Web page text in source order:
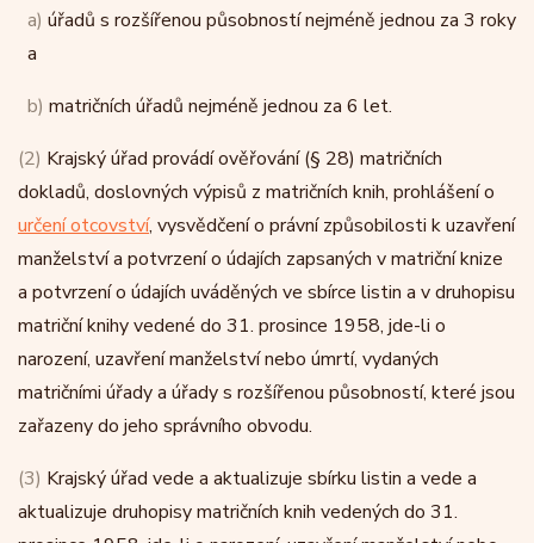
a) úřadů s rozšířenou působností nejméně jednou za 3 roky
a
b) matričních úřadů nejméně jednou za 6 let.
(2) Krajský úřad provádí ověřování (§ 28) matričních
dokladů, doslovných výpisů z matričních knih, prohlášení o
určení otcovství, vysvědčení o právní způsobilosti k uzavření
manželství a potvrzení o údajích zapsaných v matriční knize
a potvrzení o údajích uváděných ve sbírce listin a v druhopisu
matriční knihy vedené do 31. prosince 1958, jde-li o
narození, uzavření manželství nebo úmrtí, vydaných
matričními úřady a úřady s rozšířenou působností, které jsou
zařazeny do jeho správního obvodu.
(3) Krajský úřad vede a aktualizuje sbírku listin a vede a
aktualizuje druhopisy matričních knih vedených do 31.